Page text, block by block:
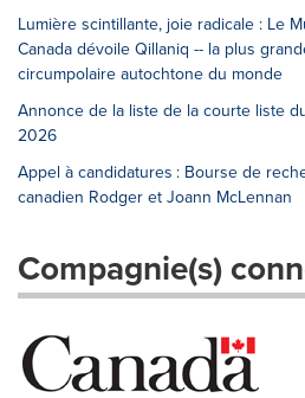
Lumière scintillante, joie radicale : Le
Canada dévoile Qillaniq -- la plus
circumpolaire autochtone du monde
Annonce de la liste de la courte liste
2026
Appel à candidatures : Bourse de
canadien Rodger et Joann McLennan
Compagnie(s)